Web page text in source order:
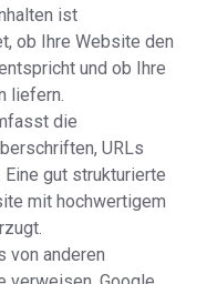
ist
ob Ihre Website den
und ob Ihre
liefern.
die
URLs
gut strukturierte
mit hochwertigem
von anderen